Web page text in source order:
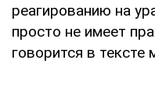
реагированию на
просто не имеет
говорится в тексте